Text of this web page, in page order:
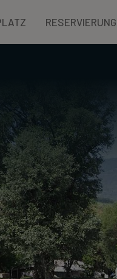
RESERVIERUNG